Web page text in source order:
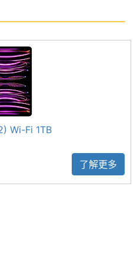
表現躍升全新境界。內建
提供 Wi-Fi 6E、藍牙 5.3
Nano-texture 玻璃版 Wi-
可充電鋰聚合物電池，擁
。機身搭載 USB-C 連接
USB 4，傳輸速度最高可
支援原生 DisplayPort 輸
Wi-Fi 1TB
了解更多